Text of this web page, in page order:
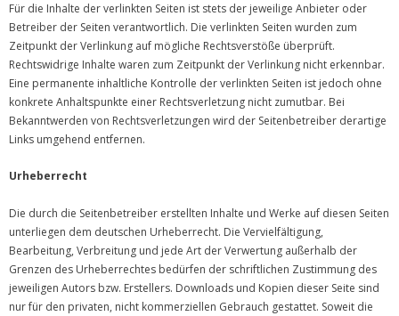
Für die Inhalte der verlinkten Seiten ist stets der jeweilige Anbieter oder
Betreiber der Seiten verantwortlich. Die verlinkten Seiten wurden zum
Zeitpunkt der Verlinkung auf mögliche Rechtsverstöße überprüft.
Rechtswidrige Inhalte waren zum Zeitpunkt der Verlinkung nicht erkennbar.
Eine permanente inhaltliche Kontrolle der verlinkten Seiten ist jedoch ohne
konkrete Anhaltspunkte einer Rechtsverletzung nicht zumutbar. Bei
Bekanntwerden von Rechtsverletzungen wird der Seitenbetreiber derartige
Links umgehend entfernen.
Urheberrecht
Die durch die Seitenbetreiber erstellten Inhalte und Werke auf diesen Seiten
unterliegen dem deutschen Urheberrecht. Die Vervielfältigung,
Bearbeitung, Verbreitung und jede Art der Verwertung außerhalb der
Grenzen des Urheberrechtes bedürfen der schriftlichen Zustimmung des
jeweiligen Autors bzw. Erstellers. Downloads und Kopien dieser Seite sind
nur für den privaten, nicht kommerziellen Gebrauch gestattet. Soweit die